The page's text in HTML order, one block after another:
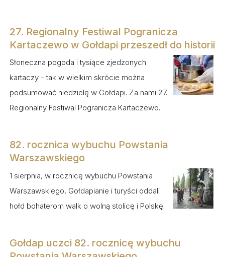
27. Regionalny Festiwal Pogranicza
Kartaczewo w Gołdapi przeszedł do historii
Słoneczna pogoda i tysiące zjedzonych
kartaczy - tak w wielkim skrócie można
podsumować niedzielę w Gołdapi. Za nami 27.
Regionalny Festiwal Pogranicza Kartaczewo.
82. rocznica wybuchu Powstania
Warszawskiego
1 sierpnia, w rocznicę wybuchu Powstania
Warszawskiego, Gołdapianie i turyści oddali
hołd bohaterom walk o wolną stolicę i Polskę.
Gołdap uczci 82. rocznicę wybuchu